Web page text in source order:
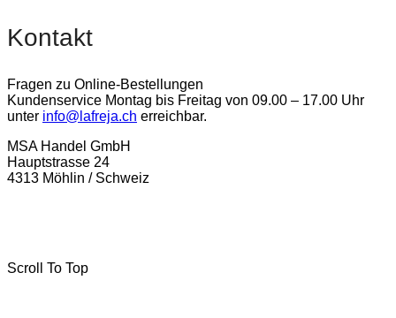
Kontakt
Fragen zu Online-Bestellungen
Kundenservice Montag bis Freitag von 09.00 – 17.00 Uhr
unter info@lafreja.ch erreichbar.
MSA Handel GmbH
Hauptstrasse 24
4313 Möhlin / Schweiz
Scroll To Top